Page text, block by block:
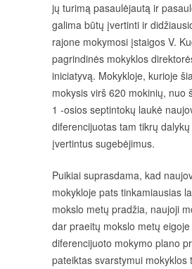
jų turimą pasaulėjautą ir
galima būtų įvertinti ir
rajone mokymosi įstaigos V.
pagrindinės mokyklos
iniciatyvą. Mokykloje, kurioje
mokysis virš 620 mokinių, nuo
1 -osios septintokų laukė
diferencijuotas tam tikrų
įvertintus sugebėjimus.
Puikiai suprasdama, kad
mokykloje pats tinkamiausias
mokslo metų pradžia, naujoji
dar praeitų mokslo metų
diferencijuoto mokymo plano
pateiktas svarstymui mokyklos